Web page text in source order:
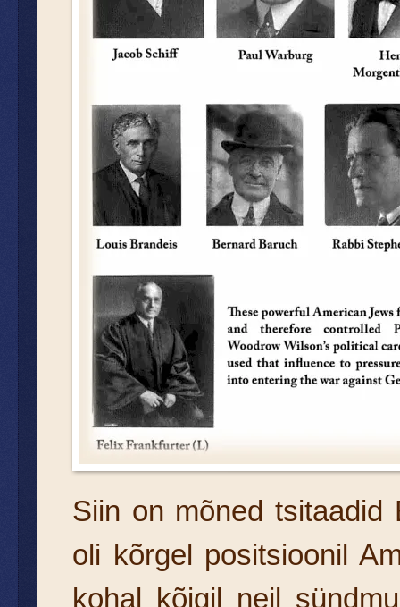
Siin on mõned tsitaadid
oli kõrgel positsioonil
kohal kõigil neil